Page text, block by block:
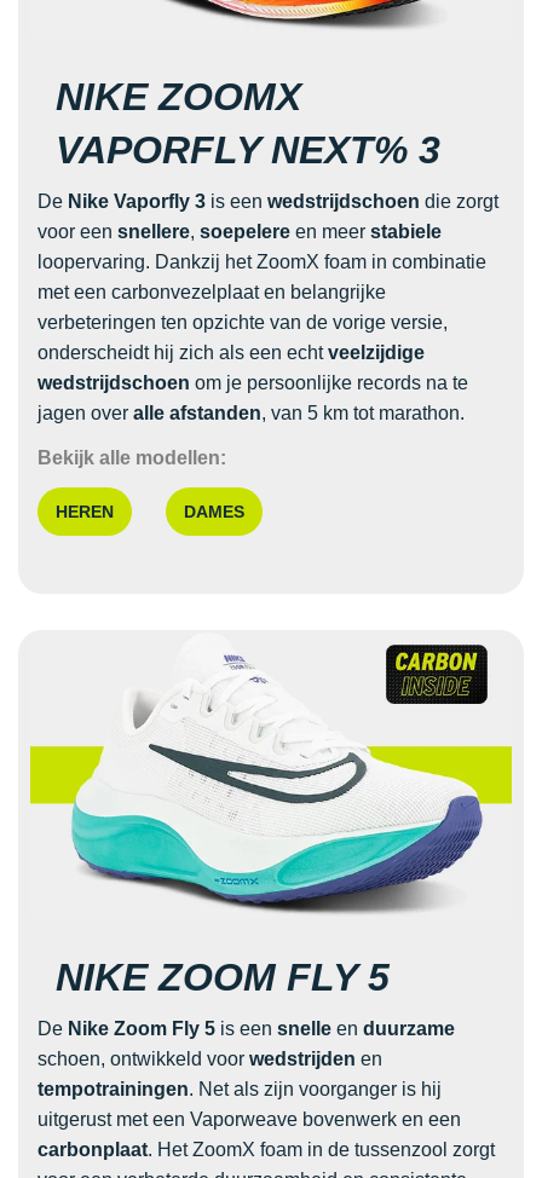
NIKE ZOOMX
VAPORFLY NEXT% 3
De Nike Vaporfly 3 is een wedstrijdschoen die zorgt
voor een snellere, soepelere en meer stabiele
loopervaring. Dankzij het ZoomX foam in combinatie
met een carbonvezelplaat en belangrijke
verbeteringen ten opzichte van de vorige versie,
onderscheidt hij zich als een echtveelzijdige
wedstrijdschoen om je persoonlijke records na te
jagen over alle afstanden, van 5 km tot marathon.
Bekijk alle modellen:
HEREN DAMES
NIKE ZOOM FLY 5
De Nike Zoom Fly 5 is een snelle en duurzame
schoen, ontwikkeld voor wedstrijden en
tempotrainingen. Net als zijn voorganger is hij
uitgerust met een Vaporweave bovenwerk en een
carbonplaat. Het ZoomX foam in de tussenzool zorgt